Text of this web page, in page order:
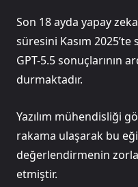
Son 18 ayda yapay
süresini Kasım
GPT-5.5 sonuçlarının
durmaktadır.
Yazılım mühendisliği
rakama ulaşarak bu
değerlendirmenin
etmiştir.